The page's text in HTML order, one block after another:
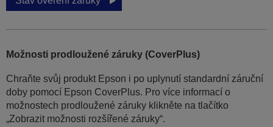
Možnosti prodloužené záruky (CoverPlus)
Chraňte svůj produkt Epson i po uplynutí standardní záruční
doby pomocí Epson CoverPlus. Pro více informací o
možnostech prodloužené záruky klikněte na tlačítko
„Zobrazit možnosti rozšířené záruky“.